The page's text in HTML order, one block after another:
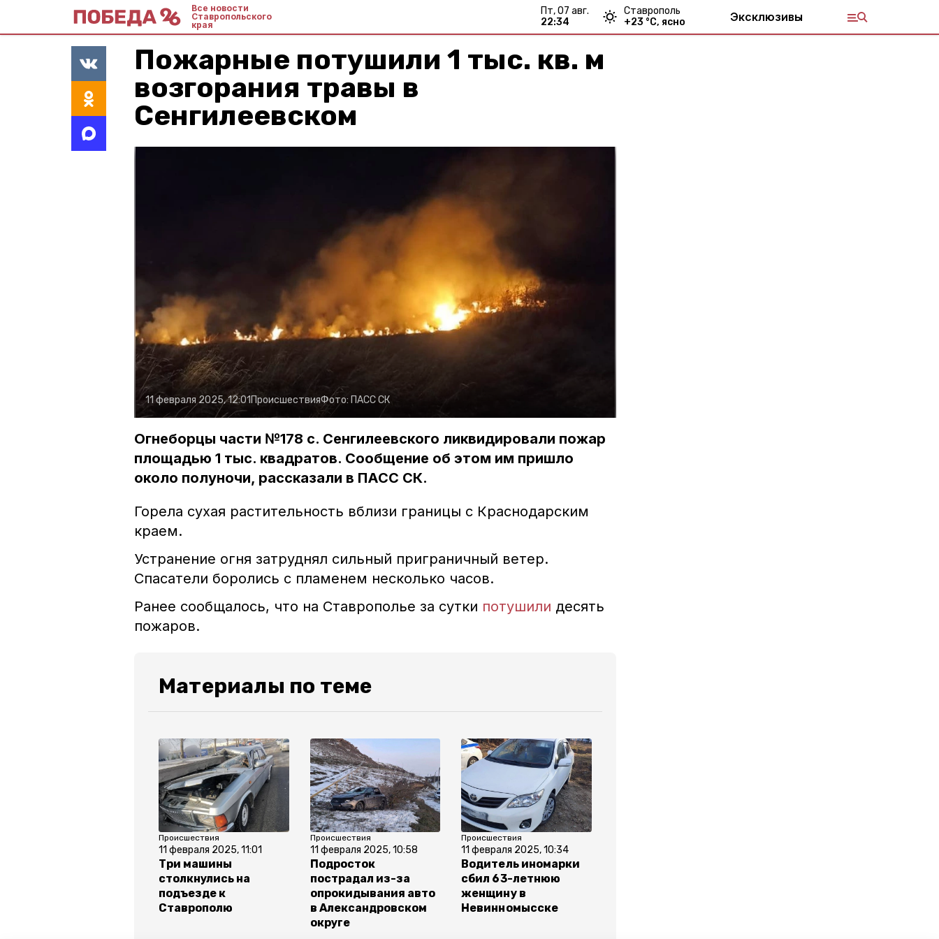
Все новости
Ставропольского
края
пт, 07 авг.
22:34
Ставрополь
+23 °С, ясно Эксклюзивы
Пожарные потушили 1 тыс. кв. м
возгорания травы в
Сенгилеевском
11 февраля 2025, 12:01 ПроисшествияФото: ПАСС СК
Огнеборцы части №178 с. Сенгилеевского ликвидировали пожар
площадью 1 тыс. квадратов. Сообщение об этом им пришло
около полуночи, рассказали в ПАСС СК.
Горела сухая растительность вблизи границы с Краснодарским
краем.
Устранение огня затруднял сильный приграничный ветер.
Спасатели боролись с пламенем несколько часов.
Ранее сообщалось, что на Ставрополье за сутки потушили десять
пожаров.
Материалы по теме
Происшествия
11 февраля 2025, 11:01
Три машины
столкнулись на
подъезде к
Ставрополю
Происшествия
11 февраля 2025, 10:58
Подросток
пострадал из-за
опрокидывания авто
в Александровском
округе
Происшествия
11 февраля 2025, 10:34
Водитель иномарки
сбил 63-летнюю
женщину в
Невинномысске